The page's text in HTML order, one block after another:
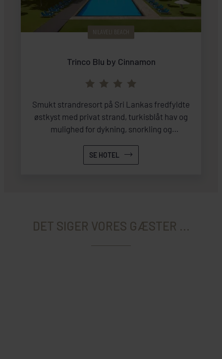
NILAVELI BEACH
Trinco Blu by Cinnamon
Smukt strandresort på Sri Lankas fredfyldte
østkyst med privat strand, turkisblåt hav og
mulighed for dykning, snorkling og
SE HOTEL
DET SIGER VORES GÆSTER ...